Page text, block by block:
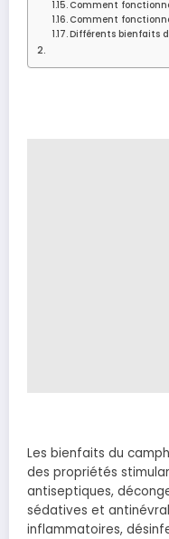
Comment
Comment
Différents bienfaits
Les bienfaits du
des propriétés
antiseptiques,
sédatives et
inflammatoires,